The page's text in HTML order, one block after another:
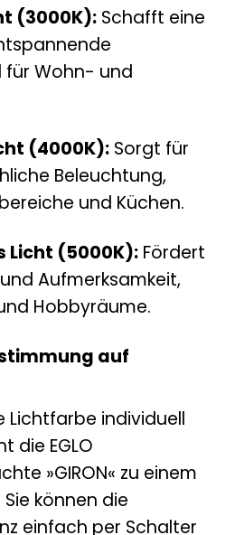
(3000K): Schafft eine
für Wohn- und
(4000K): Sorgt für
Beleuchtung,
und Küchen.
Licht (5000K): Fördert
Aufmerksamkeit,
Hobbyräume.
auf
Lichtfarbe individuell
die EGLO
»GIRON« zu einem
können die
einfach per Schalter